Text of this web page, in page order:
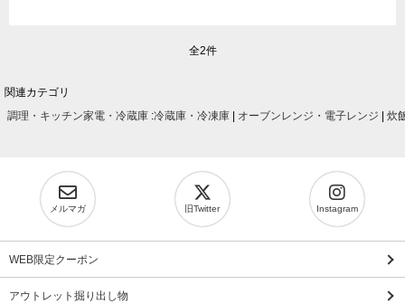
全2件
関連カテゴリ
調理・キッチン家電・冷蔵庫 :冷蔵庫・冷凍庫 オーブンレンジ・電子レンジ 炊
メルマガ 旧Twitter Instagram
WEB限定クーポン
アウトレット掘り出し物